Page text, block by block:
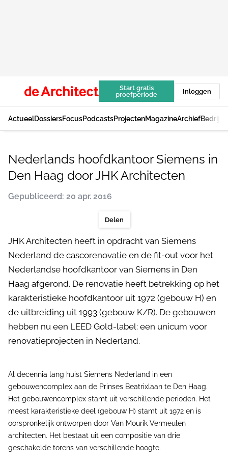
Start gratis
proefperiode
Inloggen
ActueelDossiersFocusPodcastsProjectenMagazineArchief
Nederlands hoofdkantoor Siemens in
Den Haag door JHK Architecten
Gepubliceerd: 20 apr. 2016
Delen
JHK Architecten heeft in opdracht van Siemens
Nederland de cascorenovatie en de fit-out voor het
Nederlandse hoofdkantoor van Siemens in Den
Haag afgerond. De renovatie heeft betrekking op het
karakteristieke hoofdkantoor uit 1972 (gebouw H) en
de uitbreiding uit 1993 (gebouw K/R). De gebouwen
hebben nu een LEED Gold-label: een unicum voor
renovatieprojecten in Nederland.
Al decennia lang huist Siemens Nederland in een
gebouwencomplex aan de Prinses Beatrixlaan te Den Haag.
Het gebouwencomplex stamt uit verschillende perioden. Het
meest karakteristieke deel (gebouw H) stamt uit 1972 en is
oorspronkelijk ontworpen door Van Mourik Vermeulen
architecten. Het bestaat uit een compositie van drie
geschakelde torens van verschillende hoogte.